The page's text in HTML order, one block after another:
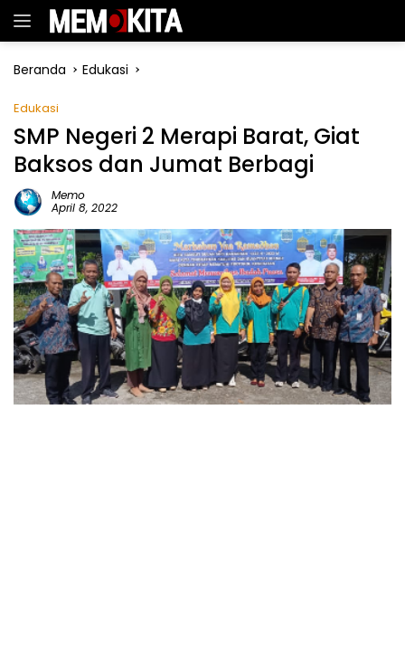
Langsung
Beranda
Edukasi
Edukasi
SMP Negeri 2 Merapi Barat, Giat
Baksos dan Jumat Berbagi
Memo
April 8, 2022